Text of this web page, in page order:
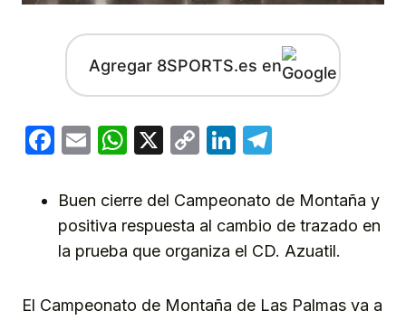
Agregar 8SPORTS.es en
Facebook
EmailWhatsApp
X
CopyLinkedIn
Buen cierre del Campeonato de Montaña y
positiva respuesta al cambio de trazado en
la prueba que organiza el CD. Azuatil.
El Campeonato de Montaña de Las Palmas va a